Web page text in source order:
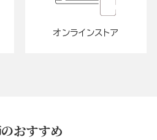
オンラインストア
おすすめ